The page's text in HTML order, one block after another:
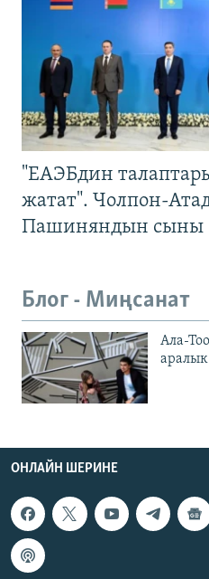
"ЕАЭБдин
жатат". Чолпон-
Пашиняндын сыны
Блог - Миңсанат
Ала-
ОНЛАЙН ШЕРИНЕ